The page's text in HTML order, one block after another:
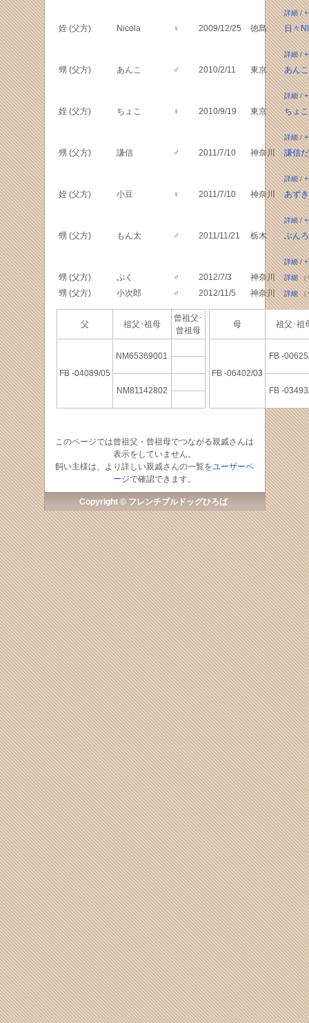
詳細/
姪 (父方) Nicola ♀ 2009/12/25 徳島 日々
詳細/
甥 (父方) あんこ ♂ 2010/2/11 東京 あん
詳細/
姪 (父方) ちょこ ♀ 2010/9/19 東京 ちょ
詳細/
甥 (父方) 謙信 ♂ 2011/7/10 神奈川 謙信
詳細/
姪 (父方) 小豆 ♀ 2011/7/10 神奈川 あず
詳細/
甥 (父方) もん太 ♂ 2011/11/21 栃木 ぶん
詳細/
甥 (父方) ぷく ♂ 2012/7/3 神奈川 詳細（
甥 (父方) 小次郎 ♂ 2012/11/5 神奈川 詳細（
父 祖父･祖母
曾祖父･
曾祖母
FB -04089/05
NM65369001
NM81142802
母 祖父･
FB -06402/03
FB -
FB -
このページでは曾祖父・曾祖母でつながる親戚さんは
表示をしていません。
飼い主様は、より詳しい親戚さんの一覧をユーザーペ
ージで確認できます。
Copyright © フレンチブルドッグひろば